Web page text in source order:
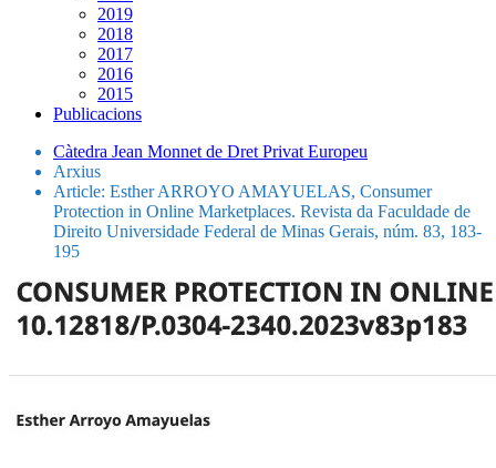
2019
2018
2017
2016
2015
Publicacions
Càtedra Jean Monnet de Dret Privat Europeu
Arxius
Article: Esther ARROYO AMAYUELAS, Consumer
Protection in Online Marketplaces. Revista da Faculdade de
Direito Universidade Federal de Minas Gerais, núm. 83, 183-
195